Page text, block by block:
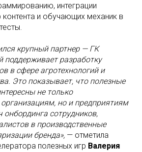
интеграции
и обучающих механик в
крупный партнер — ГК
поддерживает разработку
в сфере агротехнологий и
Это показывает, что полезные
не только
но и предприятиям
сотрудников,
в производственные
бренда», — отметила
полезных игр Валерия